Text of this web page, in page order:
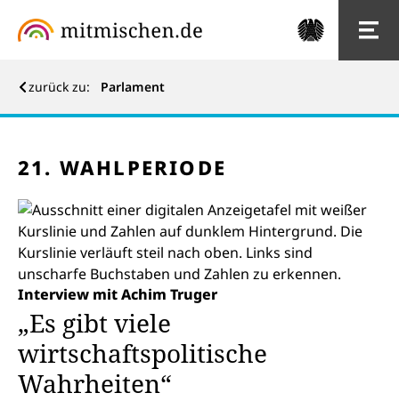
zurück zu: Parlament
Wirtschaft
Wirtschaft
21. WAHLPERIODE
Interview mit Achim Truger
„Es gibt viele
wirtschaftspolitische
Wahrheiten“